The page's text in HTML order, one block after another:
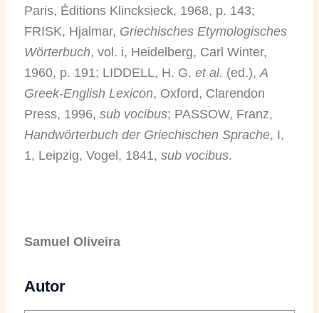
Paris, Éditions Klincksieck, 1968, p. 143;
FRISK, Hjalmar, Griechisches Etymologisches
Wörterbuch, vol. i, Heidelberg, Carl Winter,
1960, p. 191; LIDDELL, H. G. et al. (ed.), A
Greek-English Lexicon, Oxford, Clarendon
Press, 1996, sub vocibus; PASSOW, Franz,
Handwörterbuch der Griechischen Sprache, I,
1, Leipzig, Vogel, 1841, sub vocibus.
Samuel Oliveira
Autor